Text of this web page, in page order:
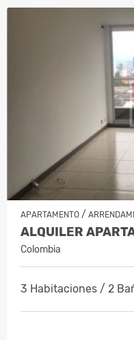
APARTAMENTO /
Colombia
3 Habitaciones / 2